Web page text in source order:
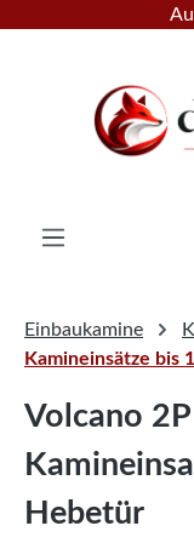
Zum Hauptinhalt
Einbaukamine
Kamineinsätze bis
Volcano
Hebetür